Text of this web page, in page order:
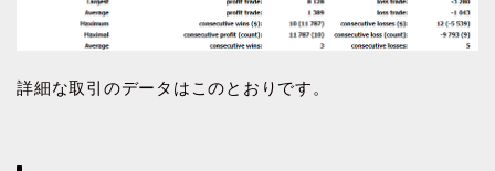
詳細な取引のデータはこのとおりです。